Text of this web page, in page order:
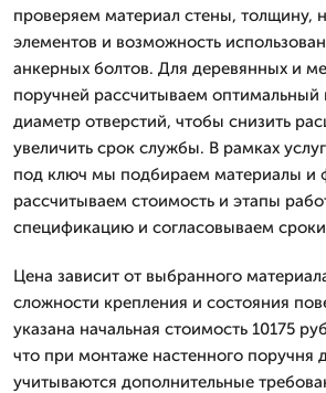
проверяем материал стены, толщину,
элементов и возможность
анкерных болтов. Для деревянных и
поручней рассчитываем оптимальный
диаметр отверстий, чтобы снизить
увеличить срок службы. В рамках
под ключ мы подбираем материалы и
рассчитываем стоимость и этапы
спецификацию и согласовываем
Цена зависит от выбранного
сложности крепления и состояния
указана начальная стоимость 10175
что при монтаже настенного поручня
учитываются дополнительные